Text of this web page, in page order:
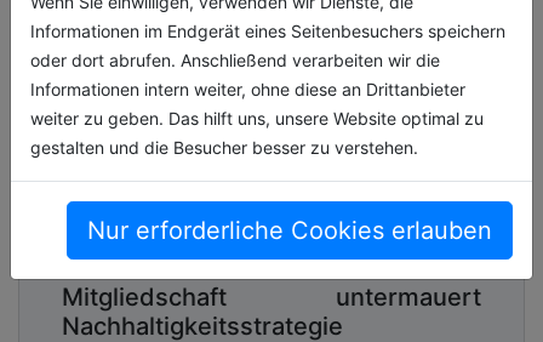
Informationen im Endgerät eines Seitenbesuchers speichern
oder dort abrufen. Anschließend verarbeiten wir die
Informationen intern weiter, ohne diese an Drittanbieter
weiter zu geben. Das hilft uns, unsere Website optimal zu
gestalten und die Besucher besser zu verstehen.
Nur erforderliche Cookies erlauben
Erfahrung und Know-How aus den
verschiedensten Anwendungsbereichen fließen
permanent in die Entwicklung der hochwertigen
Workwear- und PSA-Kollektionen ein. Das Ergebnis
sind praxisgerechte Bekleidungslösungen, die den
Trägern neben modernem Design exzellenten
bieten.
Mitgliedschaft untermauert
Nachhaltigkeitsstrategie